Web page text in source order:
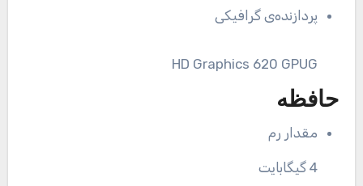
پردازنده‌ی گرافیکی
HD Graphics 620 GPUG
حافظه
مقدار رم
4 گیگابایت